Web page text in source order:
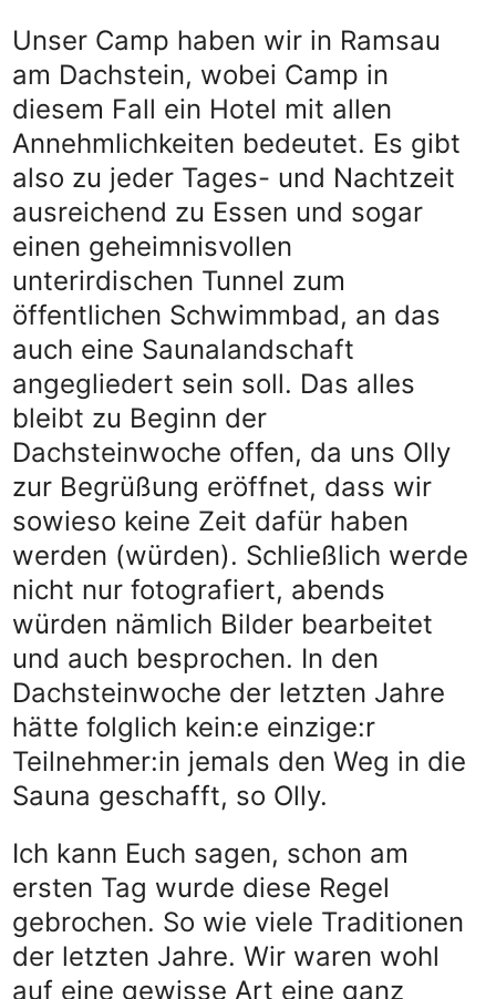
Unser Camp haben wir in Ramsau
am Dachstein, wobei Camp in
diesem Fall ein Hotel mit allen
Annehmlichkeiten bedeutet. Es gibt
also zu jeder Tages- und Nachtzeit
ausreichend zu Essen und sogar
einen geheimnisvollen
unterirdischen Tunnel zum
öffentlichen Schwimmbad, an das
auch eine Saunalandschaft
angegliedert sein soll. Das alles
bleibt zu Beginn der
Dachsteinwoche offen, da uns Olly
zur Begrüßung eröffnet, dass wir
sowieso keine Zeit dafür haben
werden (würden). Schließlich werde
nicht nur fotografiert, abends
würden nämlich Bilder bearbeitet
und auch besprochen. In den
Dachsteinwoche der letzten Jahre
hätte folglich kein:e einzige:r
Teilnehmer:in jemals den Weg in die
Sauna geschafft, so Olly.
Ich kann Euch sagen, schon am
ersten Tag wurde diese Regel
gebrochen. So wie viele Traditionen
der letzten Jahre. Wir waren wohl
auf eine gewisse Art eine ganz